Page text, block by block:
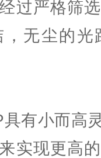
过严格筛
无尘的光
有小而高
实现更高